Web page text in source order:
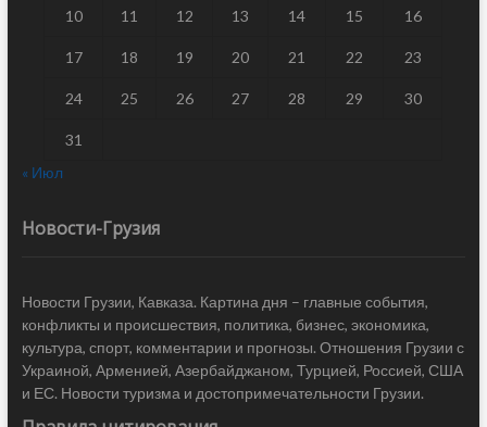
10 11 12 13 14 15 16
17 18 19 20 21 22 23
24 25 26 27 28 29 30
31
« Июл
Новости-Грузия
Новости Грузии, Кавказа. Картина дня – главные события,
конфликты и происшествия, политика, бизнес, экономика,
культура, спорт, комментарии и прогнозы. Отношения Грузии с
Украиной, Арменией, Азербайджаном, Турцией, Россией, США
и ЕС. Новости туризма и достопримечательности Грузии.